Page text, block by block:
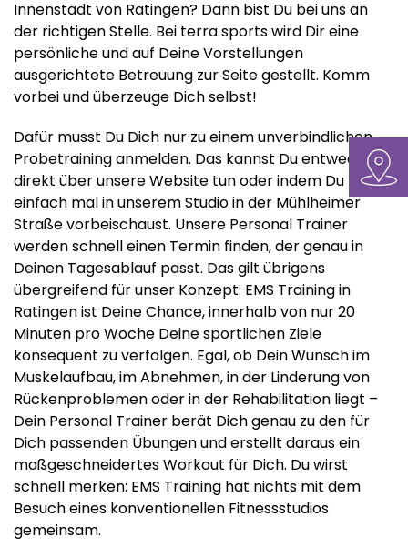
Innenstadt von Ratingen? Dann bist Du bei uns an
der richtigen Stelle. Bei terra sports wird Dir eine
persönliche und auf Deine Vorstellungen
ausgerichtete Betreuung zur Seite gestellt. Komm
vorbei und überzeuge Dich selbst!
Dafür musst Du Dich nur zu einem unverbindlichen
Probetraining anmelden. Das kannst Du entweder
direkt über unsere Website tun oder indem Du
einfach mal in unserem Studio in der Mühlheimer
Straße vorbeischaust. Unsere Personal Trainer
werden schnell einen Termin finden, der genau in
Deinen Tagesablauf passt. Das gilt übrigens
übergreifend für unser Konzept: EMS Training in
Ratingen ist Deine Chance, innerhalb von nur 20
Minuten pro Woche Deine sportlichen Ziele
konsequent zu verfolgen. Egal, ob Dein Wunsch im
Muskelaufbau, im Abnehmen, in der Linderung von
Rückenproblemen oder in der Rehabilitation liegt –
Dein Personal Trainer berät Dich genau zu den für
Dich passenden Übungen und erstellt daraus ein
maßgeschneidertes Workout für Dich. Du wirst
schnell merken: EMS Training hat nichts mit dem
Besuch eines konventionellen Fitnessstudios
gemeinsam.